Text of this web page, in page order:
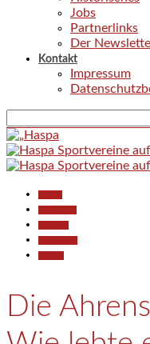
Jobs
Partnerlinks
Der
Kontakt
Impressum
Die